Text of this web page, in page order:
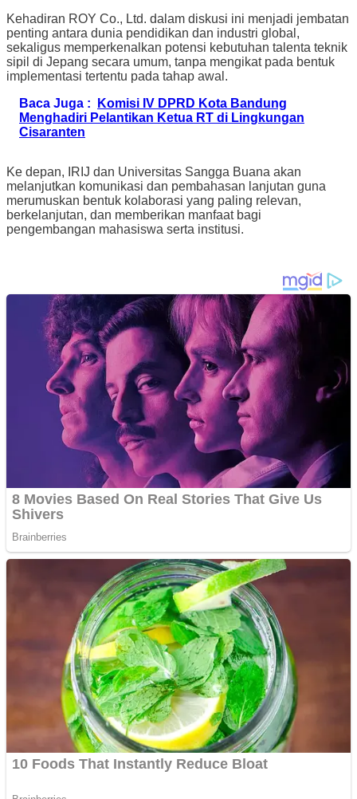
Kehadiran ROY Co., Ltd. dalam diskusi ini menjadi jembatan
penting antara dunia pendidikan dan industri global,
sekaligus memperkenalkan potensi kebutuhan talenta teknik
sipil di Jepang secara umum, tanpa mengikat pada bentuk
implementasi tertentu pada tahap awal.
Baca Juga :
Komisi IV DPRD Kota Bandung
Menghadiri Pelantikan Ketua RT di Lingkungan
Cisaranten
Ke depan, IRIJ dan Universitas Sangga Buana akan
melanjutkan komunikasi dan pembahasan lanjutan guna
merumuskan bentuk kolaborasi yang paling relevan,
berkelanjutan, dan memberikan manfaat bagi
pengembangan mahasiswa serta institusi.